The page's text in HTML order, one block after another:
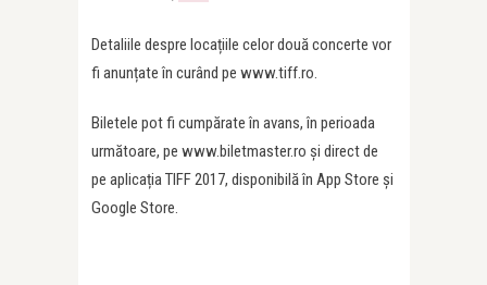
Detaliile despre locațiile celor două concerte vor
fi anunțate în curând pe www.tiff.ro.
Biletele pot fi cumpărate în avans, în perioada
următoare, pe www.biletmaster.ro și direct de
pe aplicația TIFF 2017, disponibilă în App Store și
Google Store.